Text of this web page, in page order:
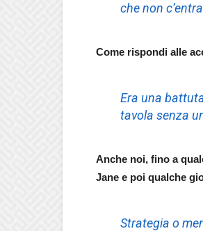
che non
Come rispondi alle
Era una
tavola senza
Anche noi, fino a
Jane e poi qualche
Strategia o